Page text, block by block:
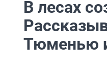
В лесах
Тюменью